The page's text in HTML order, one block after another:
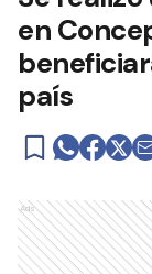
en
país
Ads